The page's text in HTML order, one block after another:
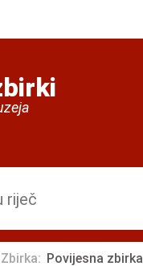
Zbirka: Povijesna zbirka